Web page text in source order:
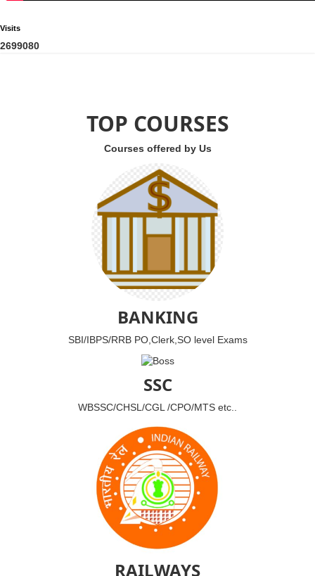
Visits
2699080
TOP COURSES
Courses offered by Us
BANKING
SBI/IBPS/RRB PO,Clerk,SO level Exams
SSC
WBSSC/CHSL/CGL /CPO/MTS etc..
RAILWAYS